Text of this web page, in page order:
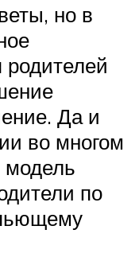
но в
Да и
во многом
модель
по